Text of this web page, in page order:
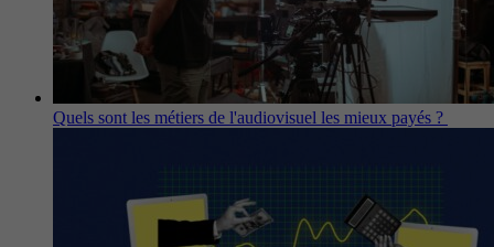
Quels sont les métiers de l'audiovisuel les mieux payés ?